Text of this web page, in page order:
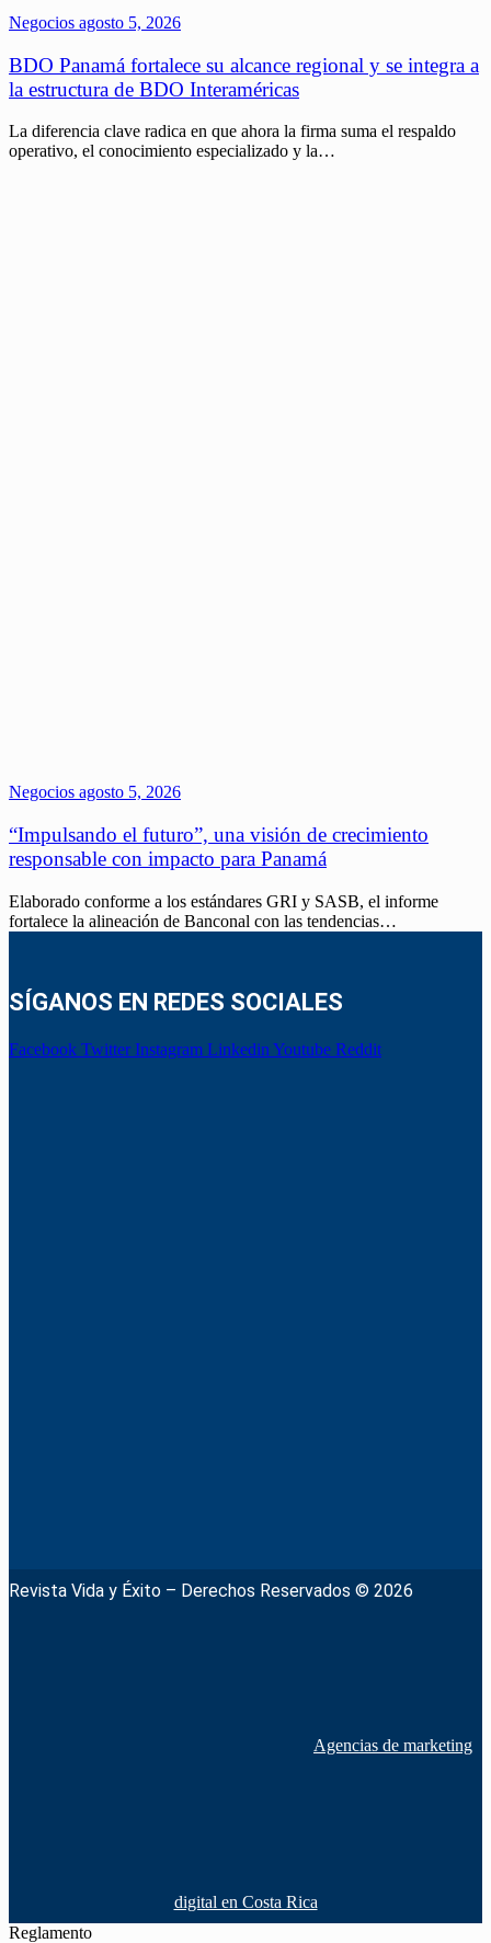
Negocios agosto 5, 2026
BDO Panamá fortalece su alcance regional y se integra a
la estructura de BDO Interaméricas
La diferencia clave radica en que ahora la firma suma el respaldo
operativo, el conocimiento especializado y la…
Negocios agosto 5, 2026
“Impulsando el futuro”, una visión de crecimiento
responsable con impacto para Panamá
Elaborado conforme a los estándares GRI y SASB, el informe
fortalece la alineación de Banconal con las tendencias…
SÍGANOS EN REDES SOCIALES
Facebook Twitter Instagram Linkedin Youtube Reddit
Revista Vida y Éxito – Derechos Reservados © 2026
Agencias de marketing
digital en Costa Rica
Reglamento